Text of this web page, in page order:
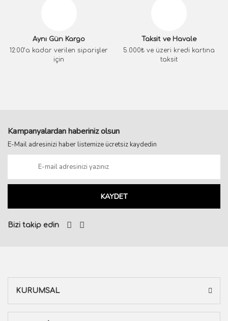
Aynı Gün Kargo
12:00’a kadar verilen siparişler
için
Taksit ve Havale
5.000₺ ve üzeri kredi kartına
taksit
Kampanyalardan haberiniz olsun
E-Mail adresinizi haber listemize ücretsiz kaydedin
KAYDET
Bizi takip edin
KURUMSAL